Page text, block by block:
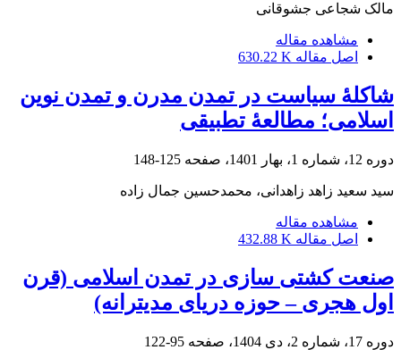
مالک شجاعی جشوقانی
مشاهده مقاله
اصل مقاله 630.22 K
شاکلۀ سیاست در تمدن مدرن و تمدن نوین
اسلامی؛ مطالعۀ تطبیقی
دوره 12، شماره 1، بهار 1401، صفحه 125-148
سید سعید زاهد زاهدانی، محمدحسین جمال زاده
مشاهده مقاله
اصل مقاله 432.88 K
صنعت کشتی سازی در تمدن اسلامی (قرن
اول هجری – حوزه دریای مدیترانه)
دوره 17، شماره 2، دی 1404، صفحه 95-122